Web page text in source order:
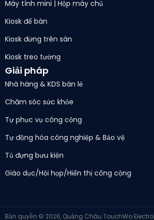
Máy tính mini | Hộp máy chủ
Kiosk để bàn
Kiosk đứng trên sàn
Kiosk treo tường
Giải pháp
Nhà hàng & KDS bán lẻ
Chăm sóc sức khỏe
Tự phục vụ công cộng
Tự động hóa công nghiệp & Bảo vệ
Tủ đựng bưu kiện
Giáo dục/Hội họp/Hiển thị công cộng
Bản quyền © 2026, Quảng Châu TouchWo